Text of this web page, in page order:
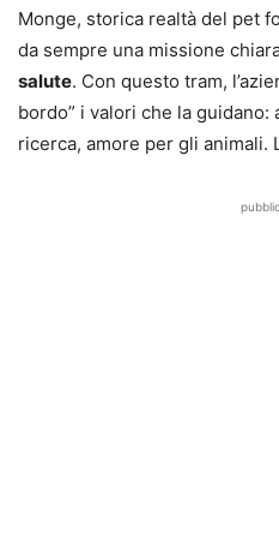
Monge, storica realtà del pet
da sempre una missione
salute. Con questo tram,
bordo” i valori che la
ricerca, amore per gli animali.